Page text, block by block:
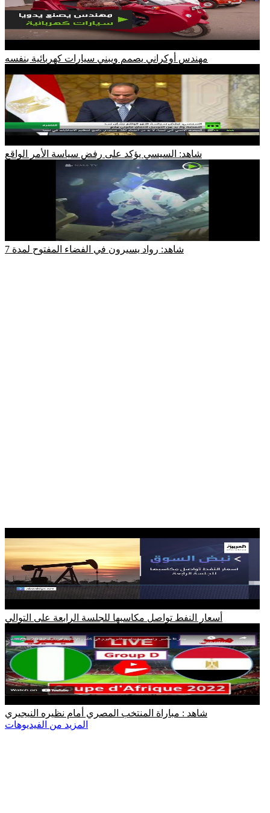
مهندس أوكراني يصمم ويبني سيارات كهربائية بنفسه
شاهد: السيسي يؤكد على رفض سياسة الأمر الواقع
شاهد: رواد يسيرون في الفضاء المفتوح لمدة 7
أسعار النفط تواصل مكاسبها للجلسة الرابعة على التوالي
شاهد : مباراة المنتخب المصري أمام نظيره النيجيري
المزيد من الفيديوهات